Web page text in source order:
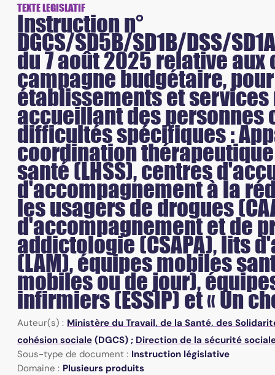
TEXTE LEGISLATIF
Instruction n°
DGCS/SD5B/SD1B/DSS/
du 7 août 2025 relative
campagne budgétaire,
établissements et services
accueillant des personnes
difficultés spécifiques :
coordination
santé (LHSS), centres
d'accompagnement à la
les usagers de drogues
d'accompagnement et de
addictologie (CSAPA), lits
(LAM), équipes mobiles
mobiles ou de jour),
infirmiers (ESSIP) et « Un
Auteur(s) : Ministère du Travail, de la Santé, des
cohésion sociale (DGCS) ; Direction de la sécurité
Sous-type de document : Instruction législative
Domaine : Plusieurs produits